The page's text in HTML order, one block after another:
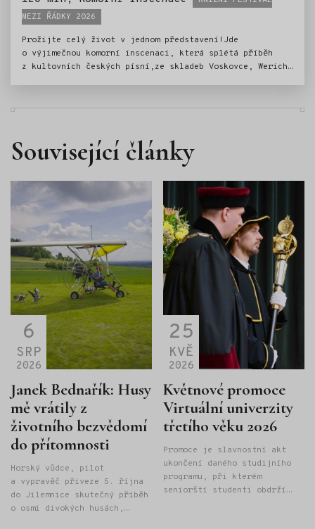
MEZI ŘÁDKY 2026
Prožijte celý život v jednom představení!Jde
o výjimečnou komorní inscenaci, která splétá příběh
z kultovních českých písní,ze skladeb Voskovce, Wericha
Související články
6
SRP
2026
Janek Bednařík: Husy
mě vrátily z
životního bezvědomí
do přítomnosti
Horský vůdce, pilot
a vypravěč přiveze 5. října
do Jilemnice skutečný příběh
o osmi divokých husách,
25
KVĚ
2026
Květnové promoce
Virtuální univerzity
třetího věku 2026
Promoce je slavnostní akt
ukončení daného studijního
programu, při kterém
seniorští studenti obdrží